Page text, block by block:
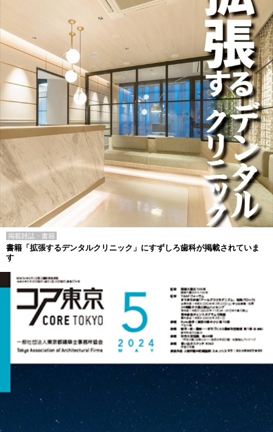
掲載雑誌・書籍
書籍「拡張するデンタルクリニック」にすずしろ歯科が掲載されていま
す